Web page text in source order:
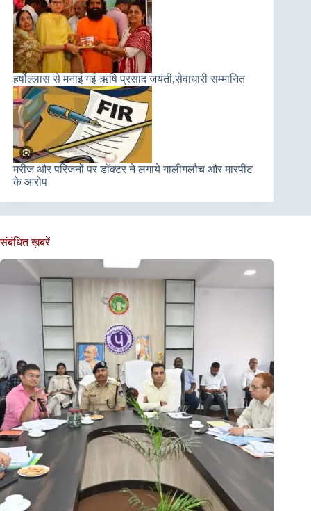
हर्षोल्लास से मनाई गई ऋषि प्रसाद जयंती,सेवाधारी सम्मानित
मरीज और परिजनों पर डॉक्टर ने लगाये गालीगलौच और मारपीट
के आरोप
संबंधित ख़बरें